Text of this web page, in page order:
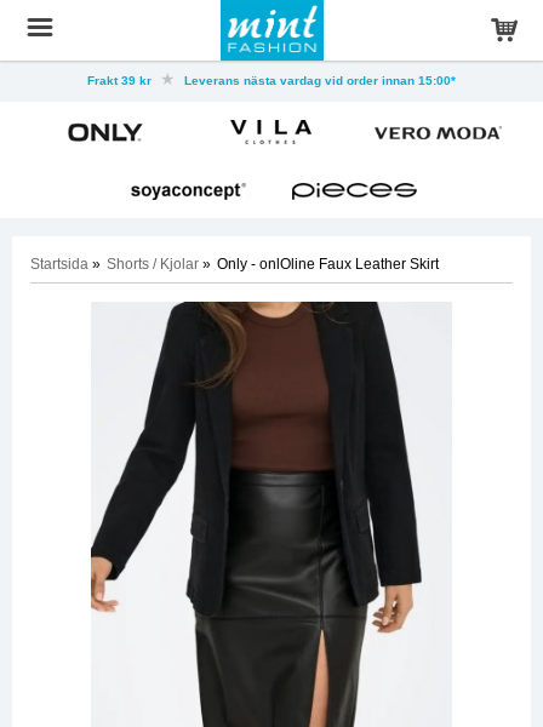
Frakt 39 kr Leverans nästa vardag vid order innan 15:00*
Startsida » Shorts / Kjolar » Only - onlOline Faux Leather Skirt